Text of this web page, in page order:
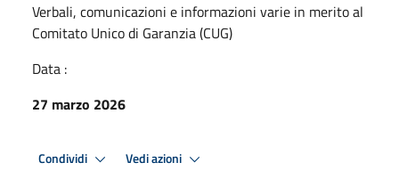
Verbali, comunicazioni e informazioni varie in merito al
Comitato Unico di Garanzia (CUG)
Data :
27 marzo 2026
Condividi Vedi azioni